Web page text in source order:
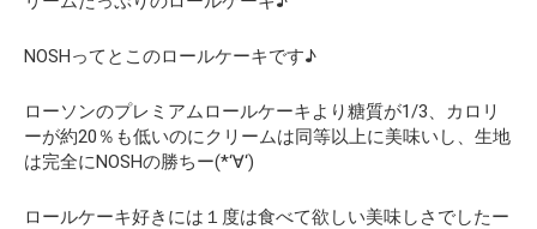
NOSHってとこのロールケーキです♪
ローソンのプレミアムロールケーキより糖質が1/3、カロリ
ーが約20％も低いのにクリームは同等以上に美味いし、生地
は完全にNOSHの勝ちー(*‘∀‘)
ロールケーキ好きには１度は食べて欲しい美味しさでしたー